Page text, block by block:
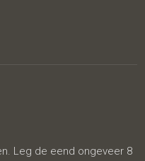
Leg de eend ongeveer 8